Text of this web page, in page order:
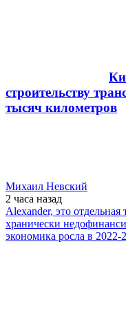
строительству
тысяч километров
Михаил Невский
2 часа назад
Alexander, это
хранически
экономика росла в 2022-